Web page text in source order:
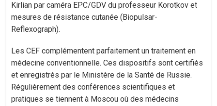
Kirlian par caméra EPC/GDV du professeur Korotkov et
mesures de résistance cutanée (Biopulsar-
Reflexograph).
Les CEF complémentent parfaitement un traitement en
médecine conventionnelle. Ces dispositifs sont certifiés
et enregistrés par le Ministère de la Santé de Russie.
Régulièrement des conférences scientifiques et
pratiques se tiennent à Moscou où des médecins